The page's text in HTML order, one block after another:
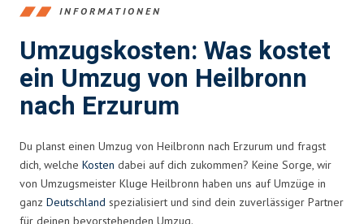
INFORMATIONEN
Umzugskosten: Was kostet
ein Umzug von Heilbronn
nach Erzurum
Du planst einen Umzug von Heilbronn nach Erzurum und fragst
dich, welche Kosten dabei auf dich zukommen? Keine Sorge, wir
von Umzugsmeister Kluge Heilbronn haben uns auf Umzüge in
ganz Deutschland spezialisiert und sind dein zuverlässiger Partner
für deinen bevorstehenden Umzug.